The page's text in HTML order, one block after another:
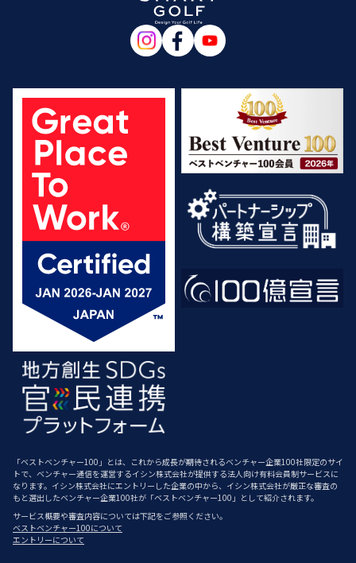
「ベストベンチャー100」とは、これから成長が期待されるベンチャー企業100社限定のサイ
トで、ベンチャー通信を運営するイシン株式会社が提供する法人向け有料会員制サービスに
なります。イシン株式会社にエントリーした企業の中から、イシン株式会社が厳正な審査の
もと選出したベンチャー企業100社が「ベストベンチャー100」として紹介されます。
サービス概要や審査内容については下記をご参照ください。
ベストベンチャー100について
エントリーについて